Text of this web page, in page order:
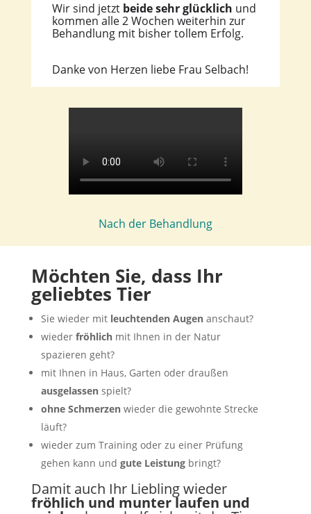
Wir sind jetzt beide sehr glücklich und
kommen alle 2 Wochen weiterhin zur
Behandlung mit bisher tollem Erfolg.
Danke von Herzen liebe Frau Selbach!
Nach der Behandlung
Möchten Sie, dass Ihr
geliebtes Tier
Sie wieder mit leuchtenden Augenanschaut?
wieder fröhlichmit Ihnen in der Natur
spazieren geht?
mit Ihnen in Haus, Garten oder draußen
ausgelassenspielt?
ohne Schmerzenwieder die gewohnte Strecke
läuft?
wieder zum Training oder zu einer Prüfung
gehen kann und gute Leistungbringt?
Damit auch Ihr Liebling wieder
fröhlich und munter laufen und